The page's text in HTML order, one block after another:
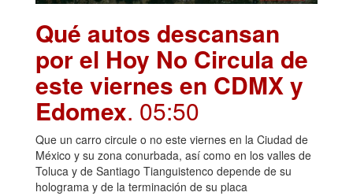
Qué autos descansan
por el Hoy No Circula de
este viernes en CDMX y
Edomex. 05:50
Que un carro circule o no este viernes en la Ciudad de
México y su zona conurbada, así como en los valles de
Toluca y de Santiago Tianguistenco depende de su
holograma y de la terminación de su placa